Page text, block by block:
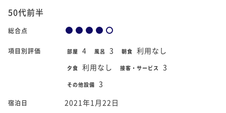
50代前半
総合点
項目別評価 部屋 4 風呂 3 朝食 利用なし
夕食 利用なし 接客・サービス 3
その他設備 3
宿泊日 2021年1月22日